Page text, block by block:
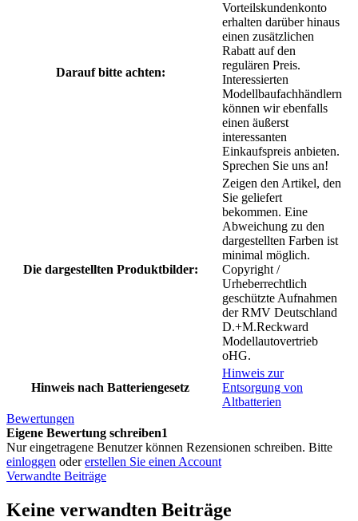
Darauf bitte achten:
Vorteilskundenkonto
erhalten darüber hinaus
einen zusätzlichen
Rabatt auf den
regulären Preis.
Interessierten
Modellbaufachhändlern
können wir ebenfalls
einen äußerst
interessanten
Einkaufspreis anbieten.
Sprechen Sie uns an!
Die dargestellten Produktbilder:
Zeigen den Artikel, den
Sie geliefert
bekommen. Eine
Abweichung zu den
dargestellten Farben ist
minimal möglich.
Copyright /
Urheberrechtlich
geschützte Aufnahmen
der RMV Deutschland
D.+M.Reckward
Modellautovertrieb
oHG.
Hinweis nach Batteriengesetz
Hinweis zur
Entsorgung von
Altbatterien
Bewertungen
Eigene Bewertung schreiben1
Nur eingetragene Benutzer können Rezensionen schreiben. Bitte
einloggen odererstellen Sie einen Account
Verwandte Beiträge
Keine verwandten Beiträge